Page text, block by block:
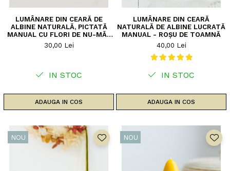
LUMÂNARE DIN CEARĂ DE
ALBINE NATURALĂ, PICTATĂ
MANUAL CU FLORI DE NU-MĂ-
UITA
30,00 Lei
IN STOC
ADAUGA IN COS
LUMÂNARE DIN CEARĂ
NATURALĂ DE ALBINE LUCRATĂ
MANUAL - ROȘU DE TOAMNĂ
40,00 Lei
IN STOC
ADAUGA IN COS
NOU NOU